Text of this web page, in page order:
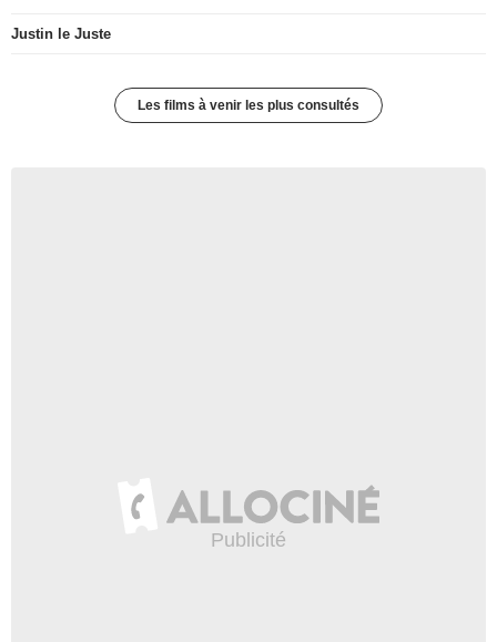
Justin le Juste
Les films à venir les plus consultés